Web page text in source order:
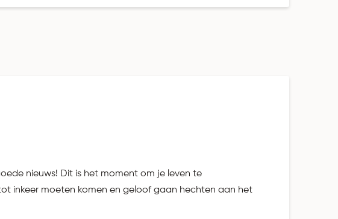
nieuws! Dit is het moment om je leven te
inkeer moeten komen en geloof gaan hechten aan het